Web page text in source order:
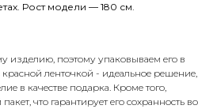
Рост модели — 180 см.
изделию, поэтому упаковываем его в
ленточкой - идеальное решение,
в качестве подарка. Кроме того,
что гарантирует его сохранность во